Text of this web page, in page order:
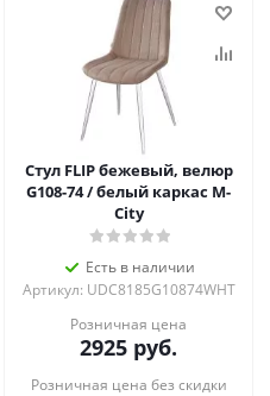
Стул FLIP бежевый, велюр
G108-74 / белый каркас М-
City
Есть в наличии
Артикул: UDC8185G10874WHT
Розничная цена
2925 руб.
Розничная цена без скидки